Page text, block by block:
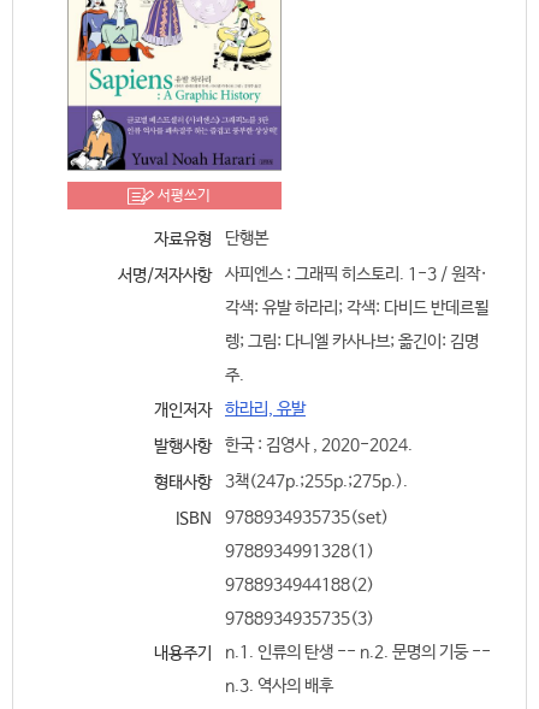
서평쓰기
자료유형
단행본
서명/저자사항
사피엔스 : 그래픽 히스토리. 1-3 / 원작·
각색: 유발 하라리; 각색: 다비드 반데르묄
렝; 그림: 다니엘 카사나브; 옮긴이: 김명
주.
개인저자
하라리, 유발
발행사항
한국 : 김영사 , 2020-2024.
형태사항
3책(247p.;255p.;275p.).
ISBN
9788934935735(set)
9788934991328(1)
9788934944188(2)
9788934935735(3)
내용주기
n.1. 인류의 탄생 -- n.2. 문명의 기둥 --
n.3. 역사의 배후